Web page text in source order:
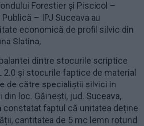
Forestier și Piscicol –
– IPJ Suceava au
economică de profil silvic din
Slatina,
dintre stocurile scriptice
2.0 și stocurile faptice de material
de către specialiștii silvici in
loc. Găinești, jud. Suceava,
constatat faptul că unitatea deține
cantitatea de 5 mc lemn rotund